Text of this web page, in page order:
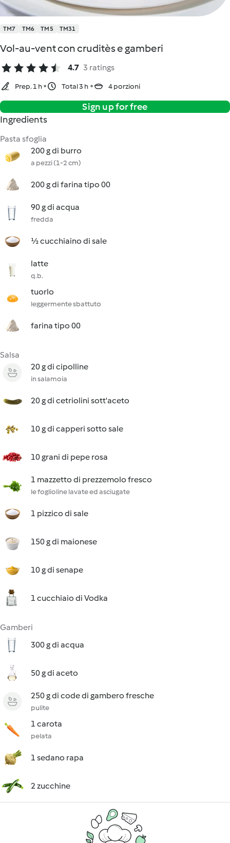
TM7 TM6 TM5 TM31
Vol-au-vent con cruditès e gamberi
4.7 3 ratings
Prep. 1 h Total 3 h 4 porzioni
Sign up for free
Ingredients
Pasta sfoglia
200 g di burro
a pezzi (1-2 cm)
200 g di farina tipo 00
90 g di acqua
fredda
½ cucchiaino di sale
latte
q.b.
tuorlo
leggermente sbattuto
farina tipo 00
Salsa
20 g di cipolline
in salamoia
20 g di cetriolini sott'aceto
10 g di capperi sotto sale
10 grani di pepe rosa
1 mazzetto di prezzemolo fresco
le foglioline lavate ed asciugate
1 pizzico di sale
150 g di maionese
10 g di senape
1 cucchiaio di Vodka
Gamberi
300 g di acqua
50 g di aceto
250 g di code di gambero fresche
pulite
1 carota
pelata
1 sedano rapa
2 zucchine